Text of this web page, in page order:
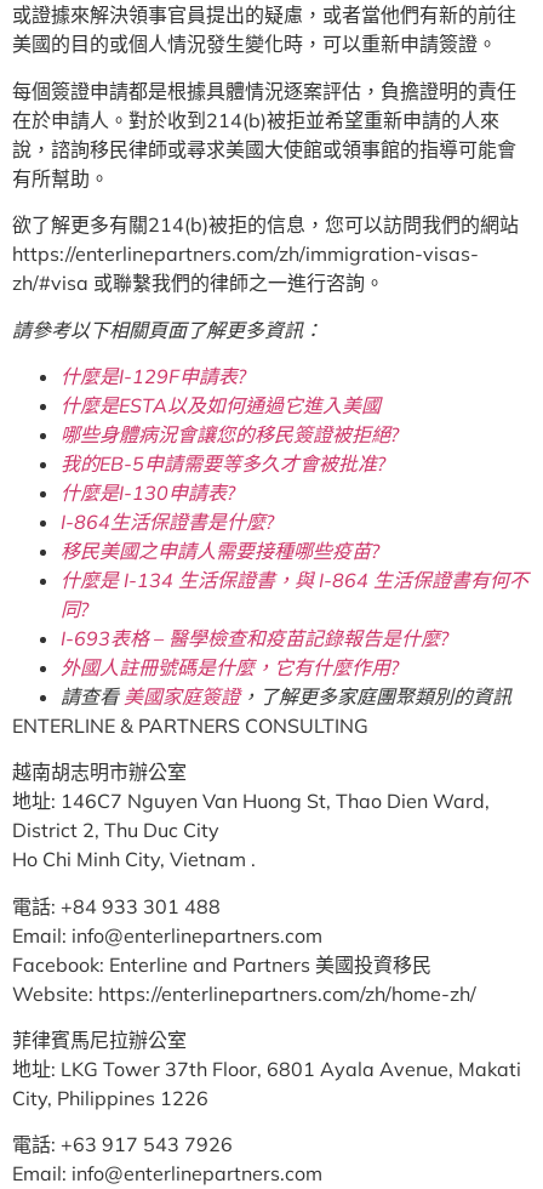
或證據來解決領事官員提出的疑慮，或者當他們有新的前往
美國的目的或個人情況發生變化時，可以重新申請簽證。
每個簽證申請都是根據具體情況逐案評估，負擔證明的責任
在於申請人。對於收到214(b)被拒並希望重新申請的人來
說，諮詢移民律師或尋求美國大使館或領事館的指導可能會
有所幫助。
欲了解更多有關214(b)被拒的信息，您可以訪問我們的網站
https://enterlinepartners.com/zh/immigration-visas-
zh/#visa 或聯繫我們的律師之一進行咨詢。
請參考以下相關頁面了解更多資訊：
什麼是I-129F申請表?
什麼是ESTA以及如何通過它進入美國
哪些身體病況會讓您的移民簽證被拒絕?
我的EB-5申請需要等多久才會被批准?
什麼是I-130申請表?
I-864生活保證書是什麼?
移民美國之申請人需要接種哪些疫苗?
什麼是 I-134 生活保證書，與 I-864 生活保證書有何不
同?
I-693表格 – 醫學檢查和疫苗記錄報告是什麼?
外國人註冊號碼是什麼，它有什麼作用?
請查看 美國家庭簽證，了解更多家庭團聚類別的資訊
ENTERLINE & PARTNERS CONSULTING
越南胡志明市辦公室
地址: 146C7 Nguyen Van Huong St, Thao Dien Ward,
District 2, Thu Duc City
Ho Chi Minh City, Vietnam .
電話: +84 933 301 488
Email: info@enterlinepartners.com
Facebook: Enterline and Partners 美國投資移民
Website: https://enterlinepartners.com/zh/home-zh/
菲律賓馬尼拉辦公室
地址: LKG Tower 37th Floor, 6801 Ayala Avenue, Makati
City, Philippines 1226
電話: +63 917 543 7926
Email: info@enterlinepartners.com